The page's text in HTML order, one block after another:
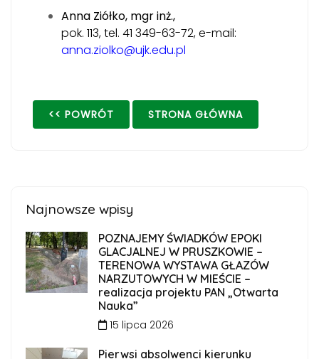
Anna Ziółko, mgr inż.,
pok. 113, tel. 41 349-63-72, e-mail:
anna.ziolko@ujk.edu.pl
<< POWRÓT STRONA GŁÓWNA
Najnowsze wpisy
POZNAJEMY ŚWIADKÓW EPOKI
GLACJALNEJ W PRUSZKOWIE –
TERENOWA WYSTAWA GŁAZÓW
NARZUTOWYCH W MIEŚCIE –
realizacja projektu PAN „Otwarta
Nauka”
15 lipca 2026
Pierwsi absolwenci kierunku